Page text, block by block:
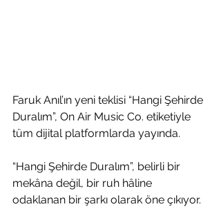
Faruk Anıl’ın yeni teklisi “Hangi Şehirde
Duralım”, On Air Music Co. etiketiyle
tüm dijital platformlarda yayında.
“Hangi Şehirde Duralım”, belirli bir
mekâna değil, bir ruh hâline
odaklanan bir şarkı olarak öne çıkıyor.